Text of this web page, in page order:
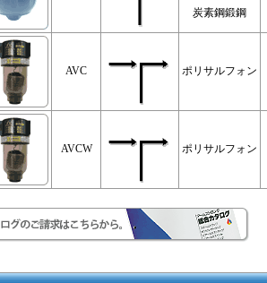
炭素鋼鍛鋼
AVC ポリサルフォン
AVCW ポリサルフォン